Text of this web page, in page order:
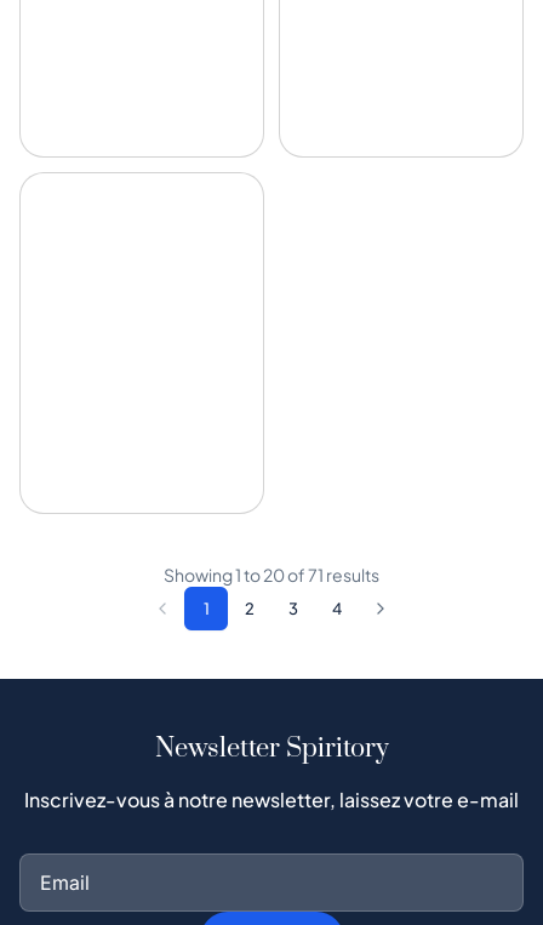
Showing1to20of71 results
1 2 3 4
Newsletter Spiritory
Inscrivez-vous à notre newsletter, laissez votre e-mail